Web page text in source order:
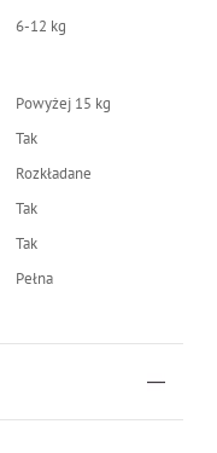
6-12 kg
Powyżej 15 kg
Tak
Rozkładane
Tak
Tak
Pełna